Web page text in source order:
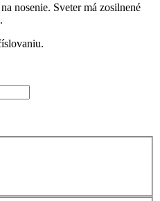
nosenie. Sveter má zosilnené